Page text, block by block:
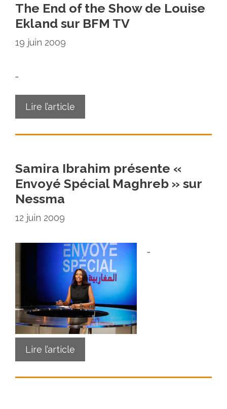
The End of the Show de Louise
Ekland sur BFM TV
19 juin 2009
…
Lire l’article
Samira Ibrahim présente «
Envoyé Spécial Maghreb » sur
Nessma
12 juin 2009
…
Lire l’article